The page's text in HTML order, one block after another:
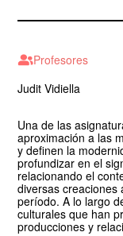
Profesores
Judit Vidiella
Una de las
aproximación a las
y definen la
profundizar en el
relacionando el
diversas creaciones
período. A lo largo
culturales que han
producciones y